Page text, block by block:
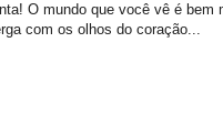
O mundo que você vê é bem
com os olhos do coração...